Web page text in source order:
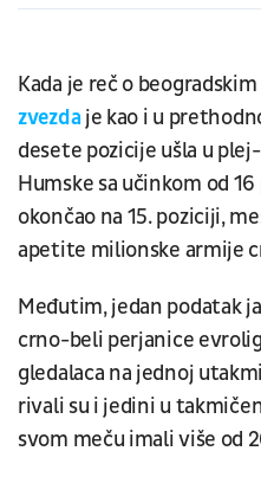
Kada je reč o
zvezdaje kao i u
desete pozicije ušla u
Humske sa učinkom od
okončao na 15. poziciji,
apetite milionske armije
Međutim, jedan podatak
crno-beli perjanice
gledalaca na jednoj
rivali su i jedini u
svom meču imali više od